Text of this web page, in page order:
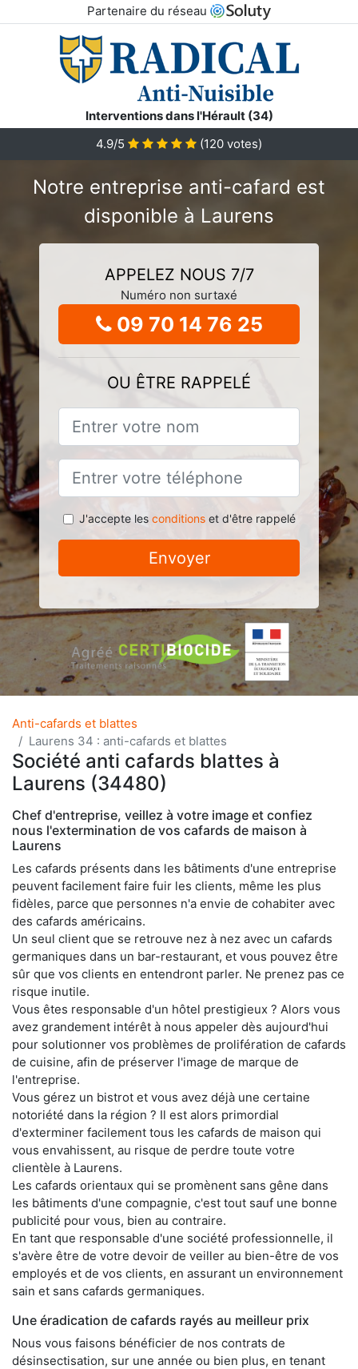
Partenaire du réseau
Interventions dans l'Hérault (34)
4.9/5
(120 votes)
Notre entreprise anti-cafard est
disponible à Laurens
APPELEZ NOUS 7/7
Numéro non surtaxé
09 70 14 76 25
OU ÊTRE RAPPELÉ
J'accepte les conditionset d'être rappelé
Envoyer
Anti-cafards et blattes
Laurens 34 : anti-cafards et blattes
Société anti cafards blattes à
Laurens (34480)
Chef d'entreprise, veillez à votre image et confiez
nous l'extermination de vos cafards de maison à
Laurens
Les cafards présents dans les bâtiments d'une entreprise
peuvent facilement faire fuir les clients, même les plus
fidèles, parce que personnes n'a envie de cohabiter avec
des cafards américains.
Un seul client que se retrouve nez à nez avec un cafards
germaniques dans un bar-restaurant, et vous pouvez être
sûr que vos clients en entendront parler. Ne prenez pas ce
risque inutile.
Vous êtes responsable d'un hôtel prestigieux ? Alors vous
avez grandement intérêt à nous appeler dès aujourd'hui
pour solutionner vos problèmes de prolifération de cafards
de cuisine, afin de préserver l'image de marque de
l'entreprise.
Vous gérez un bistrot et vous avez déjà une certaine
notoriété dans la région ? Il est alors primordial
d'exterminer facilement tous les cafards de maison qui
vous envahissent, au risque de perdre toute votre
clientèle à Laurens.
Les cafards orientaux qui se promènent sans gêne dans
les bâtiments d'une compagnie, c'est tout sauf une bonne
publicité pour vous, bien au contraire.
En tant que responsable d'une société professionnelle, il
s'avère être de votre devoir de veiller au bien-être de vos
employés et de vos clients, en assurant un environnement
sain et sans cafards germaniques.
Une éradication de cafards rayés au meilleur prix
Nous vous faisons bénéficier de nos contrats de
désinsectisation, sur une année ou bien plus, en tenant